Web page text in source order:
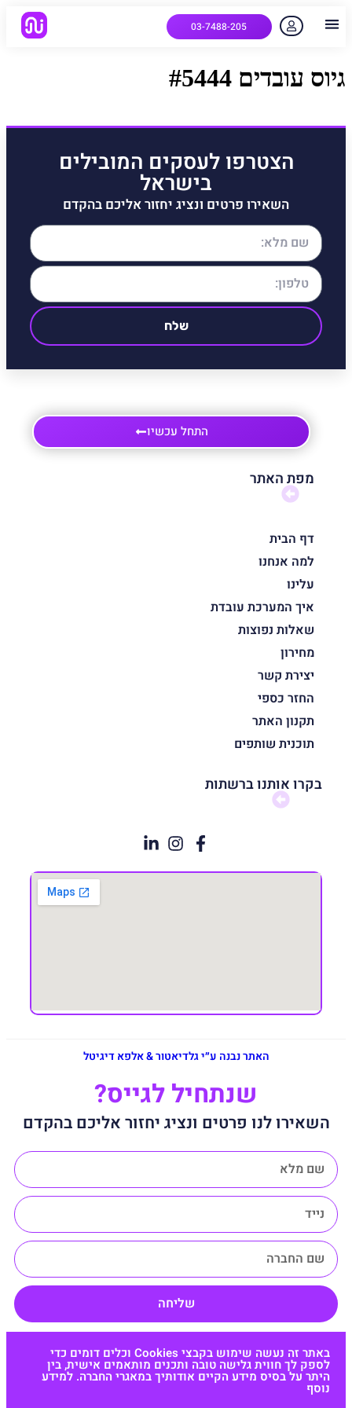
03-7488-205
גיוס עובדים #5444
הצטרפו לעסקים המובילים
בישראל
השאירו פרטים ונציג יחזור אליכם בהקדם
שלח
התחל עכשיו
מפת האתר
דף הבית
למה אנחנו
עלינו
איך המערכת עובדת
שאלות נפוצות
מחירון
יצירת קשר
החזר כספי
תקנון האתר
תוכנית שותפים
בקרו אותנו ברשתות
האתר נבנה ע״י גלדיאטור & אלפא דיגיטל
שנתחיל לגייס?
השאירו לנו פרטים ונציג יחזור אליכם בהקדם
שליחה
באתר זה נעשה שימוש בקבצי Cookies וכלים דומים כדי
לספק לך חווית גלישה טובה ותכנים מותאמים אישית, בין
היתר על בסיס מידע הקיים אודותיך במאגרי החברה. למידע
נוסף